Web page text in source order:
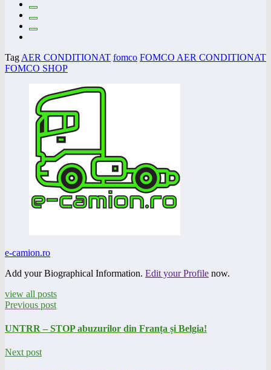
Tag AER CONDITIONAT fomco FOMCO AER CONDITIONAT
FOMCO SHOP
e-camion.ro
Add your Biographical Information. Edit your Profile now.
view all posts
Previous post
UNTRR – STOP abuzurilor din Franța și Belgia!
Next post